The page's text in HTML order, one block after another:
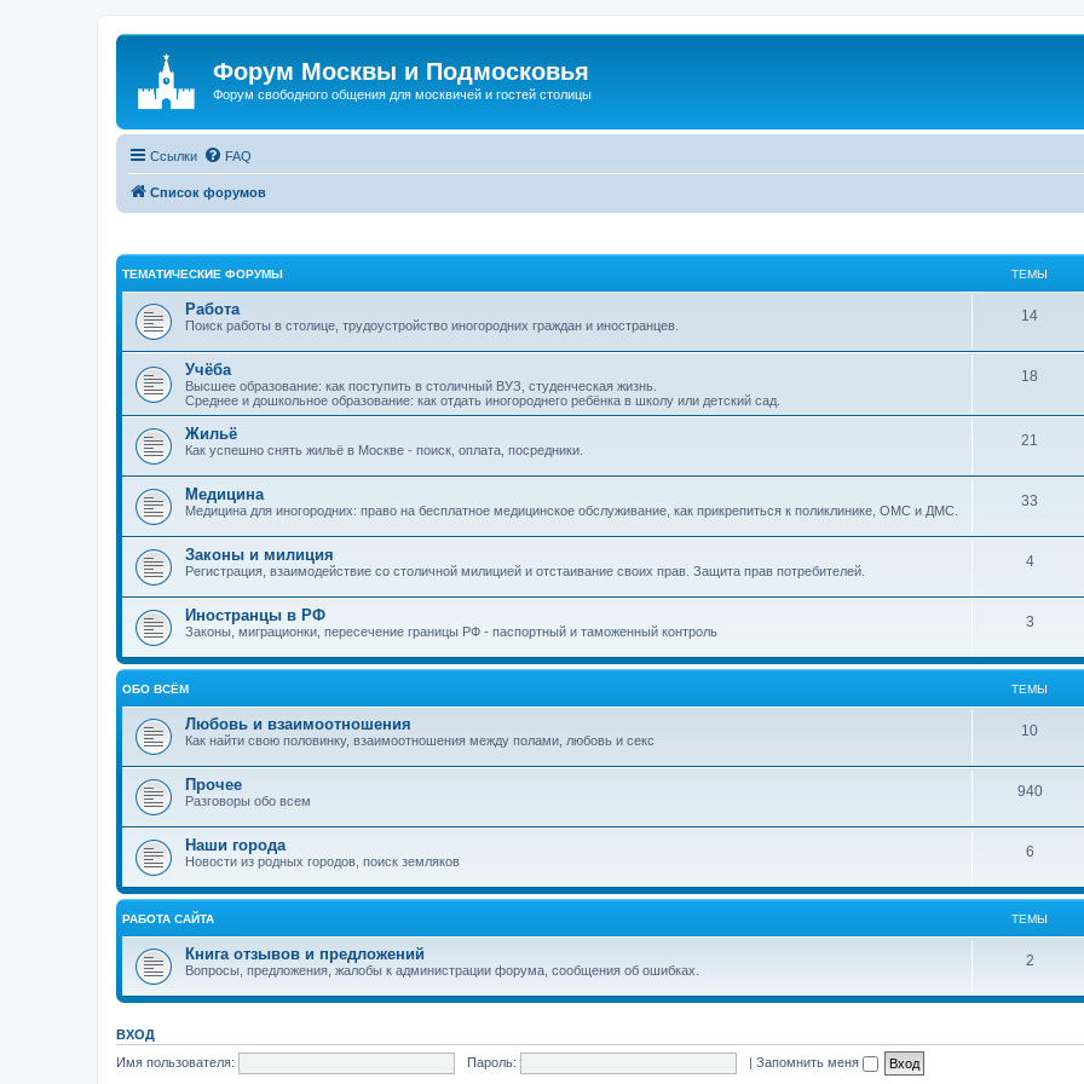
Форум Москвы и Подмосковья
Форум свободного общения для москвичей и гостей столицы
Ссылки FAQ
Список форумов
ТЕМАТИЧЕСКИЕ ФОРУМЫ ТЕМЫ
Работа
Поиск работы в столице, трудоустройство иногородних граждан и иностранцев.
14
Учёба
Высшее образование: как поступить в столичный ВУЗ, студенческая жизнь.
Среднее и дошкольное образование: как отдать иногороднего ребёнка в школу или детский сад.
18
Жильё
Как успешно снять жильё в Москве - поиск, оплата, посредники.
21
Медицина
Медицина для иногородних: право на бесплатное медицинское обслуживание, как прикрепиться к поликлинике, ОМС и ДМС.
33
Законы и милиция
Регистрация, взаимодействие со столичной милицией и отстаивание своих прав. Защита прав потребителей.
4
Иностранцы в РФ
Законы, миграционки, пересечение границы РФ - паспортный и таможенный контроль
3
ОБО ВСЁМ ТЕМЫ
Любовь и взаимоотношения
Как найти свою половинку, взаимоотношения между полами, любовь и секс
10
Прочее
Разговоры обо всем
940
Наши города
Новости из родных городов, поиск земляков
6
РАБОТА САЙТА ТЕМЫ
Книга отзывов и предложений
Вопросы, предложения, жалобы к администрации форума, сообщения об ошибках.
2
ВХОД
Имя пользователя:
Пароль: | Запомнить меня